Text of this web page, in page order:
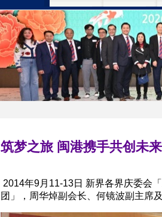
筑梦之旅 闽港携手共创未
2014年9月11-13日 新界各界庆委会
团」，周华焯副会长、何镜波副主席